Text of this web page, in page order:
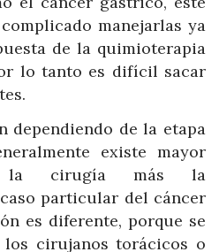
manejarlas ya
de la quimioterapia
lo tanto es difícil sacar
dependiendo de la etapa
existe mayor
la cirugía más la
particular del cáncer
es diferente, porque se
cirujanos torácicos o